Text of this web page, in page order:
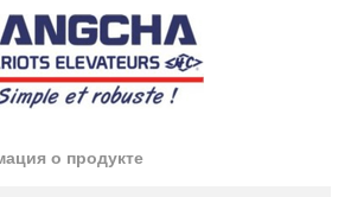
о продукте